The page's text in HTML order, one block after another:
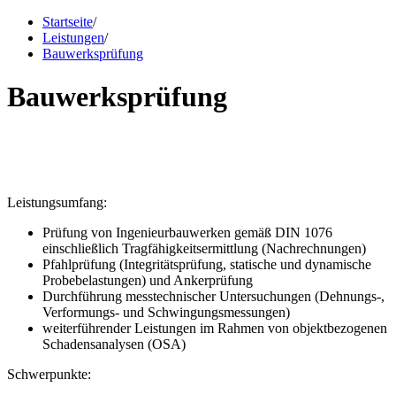
Startseite/
Leistungen/
Bauwerksprüfung
Bauwerksprüfung
Leistungsumfang:
Prüfung von Ingenieurbauwerken gemäß DIN 1076
einschließlich Tragfähigkeitsermittlung (Nachrechnungen)
Pfahlprüfung (Integritätsprüfung, statische und dynamische
Probebelastungen) und Ankerprüfung
Durchführung messtechnischer Untersuchungen (Dehnungs-,
Verformungs- und Schwingungsmessungen)
weiterführender Leistungen im Rahmen von objektbezogenen
Schadensanalysen (OSA)
Schwerpunkte: